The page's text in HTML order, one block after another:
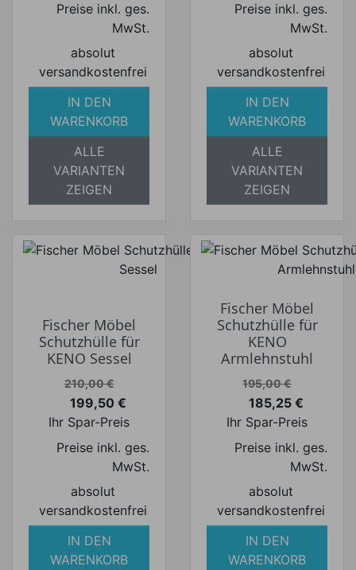
Preise inkl. ges.
MwSt.
absolut
versandkostenfrei
IN DEN
WARENKORB
ALLE
VARIANTEN
ZEIGEN
Preise inkl. ges.
MwSt.
absolut
versandkostenfrei
IN DEN
WARENKORB
ALLE
VARIANTEN
ZEIGEN
Fischer Möbel
Schutzhülle für
KENO Sessel
Verkaufspreis
210,00 €
Preis
199,50 €
Ihr Spar-Preis
Preise inkl. ges.
MwSt.
absolut
versandkostenfrei
IN DEN
WARENKORB
Fischer Möbel
Schutzhülle für
KENO
Armlehnstuhl
Verkaufspreis
195,00 €
Preis
185,25 €
Ihr Spar-Preis
Preise inkl. ges.
MwSt.
absolut
versandkostenfrei
IN DEN
WARENKORB